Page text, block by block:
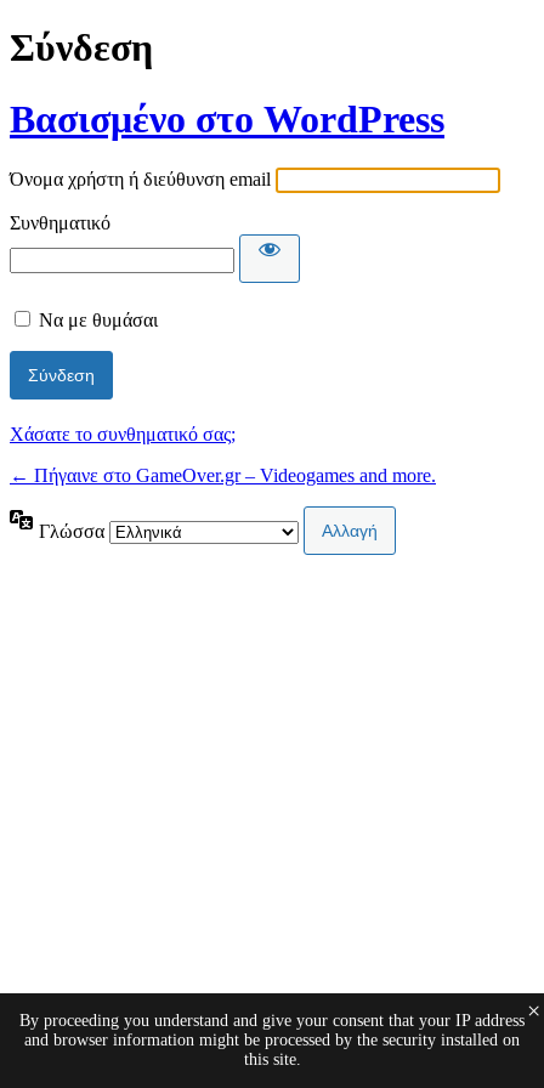
Σύνδεση
Βασισμένο στο WordPress
Όνομα χρήστη ή διεύθυνση email
Συνθηματικό
Να με θυμάσαι
Χάσατε το συνθηματικό σας;
← Πήγαινε στο GameOver.gr – Videogames and more.
Γλώσσα
By proceeding you understand and give your consent that your IP address
and browser information might be processed by the security installed on
this site.
×